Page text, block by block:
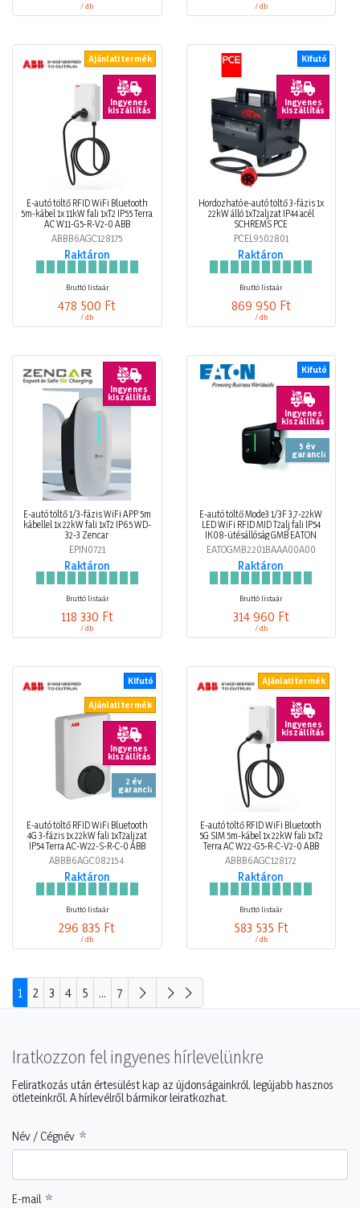
/ db / db
Ajánlati termék
Ingyenes
kiszállítás
E-autó töltő RFID WiFi Bluetooth
5m-kábel 1x 11kW fali 1xT2 IP55 Terra
AC W11-G5-R-V2-0 ABB
ABBB6AGC128175
Raktáron
Bruttó listaár
478 500 Ft
/ db
Kifutó
Ingyenes
kiszállítás
Hordozható e-autó töltő 3-fázis 1x
22kW álló 1xT2aljzat IP44 acél
SCHREMS PCE
PCEL9502801
Raktáron
Bruttó listaár
869 950 Ft
/ db
Ingyenes
kiszállítás
E-autó töltő 1/3-fázis WiFi APP 5m
kábellel 1x 22kW fali 1xT2 IP65 WD-
32-3 Zencar
EPIN0721
Raktáron
Bruttó listaár
118 330 Ft
/ db
Kifutó
Ingyenes
kiszállítás
5 év
garancia
E-autó töltő Mode3 1/3F 3,7-22kW
LED WiFi RFID MID T2alj fali IP54
IK08-ütésállóság GMB EATON
EATOGMB2201BAAA00A00
Raktáron
Bruttó listaár
314 960 Ft
/ db
Kifutó
Ajánlati termék
Ingyenes
kiszállítás
2 év
garancia
E-autó töltő RFID WiFi Bluetooth
4G 3-fázis 1x 22kW fali 1xT2aljzat
IP54 Terra AC-W22-S-R-C-0 ABB
ABBB6AGC082154
Raktáron
Bruttó listaár
296 835 Ft
/ db
Ajánlati termék
Ingyenes
kiszállítás
E-autó töltő RFID WiFi Bluetooth
5G SIM 5m-kábel 1x 22kW fali 1xT2
Terra AC W22-G5-R-C-V2-0 ABB
ABBB6AGC128172
Raktáron
Bruttó listaár
583 535 Ft
/ db
1 2 3 4 5 ... 7
Iratkozzon fel ingyenes hírlevelünkre
Feliratkozás után értesülést kap az újdonságainkról, legújabb hasznos
ötleteinkről. A hírlevélről bármikor leiratkozhat.
Név / Cégnév
E-mail